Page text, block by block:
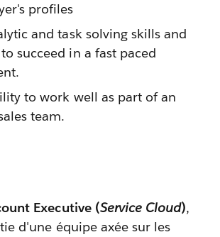
profiles
and task solving skills and
succeed in a fast paced
to work well as part of an
team.
Executive (Service Cloud),
d'une équipe axée sur les